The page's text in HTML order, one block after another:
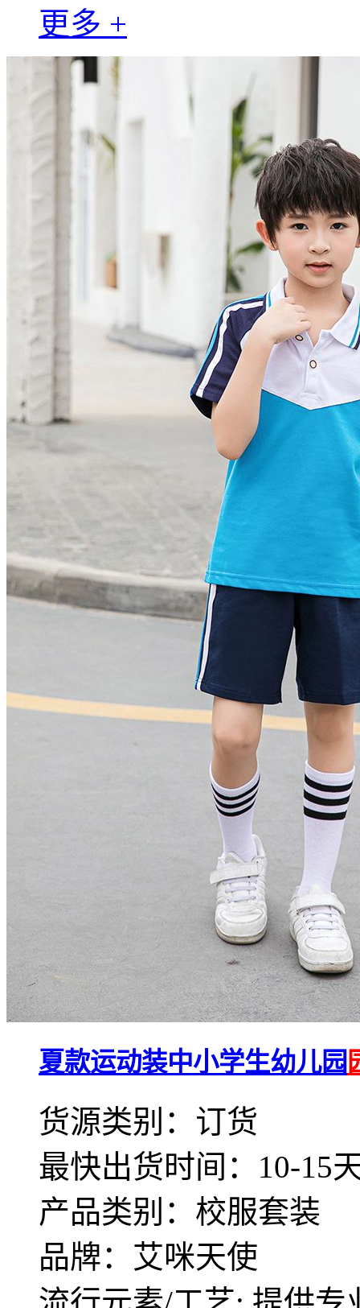
更多 +
夏款运动装中小学生幼儿园
货源类别：订货
最快出货时间：10-15
产品类别：校服套装
品牌：艾咪天使